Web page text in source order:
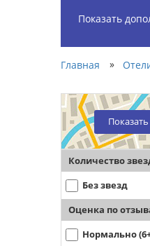
Показать
Главная »
Количество
Без звезд
Оценка по
Нормально